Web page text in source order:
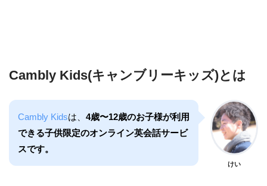
Cambly Kids(キャンブリーキッズ)とは
Cambly Kidsは、 4歳〜12歳のお子様が利用
できる子供限定のオンライン英会話サービ
スです。
けい